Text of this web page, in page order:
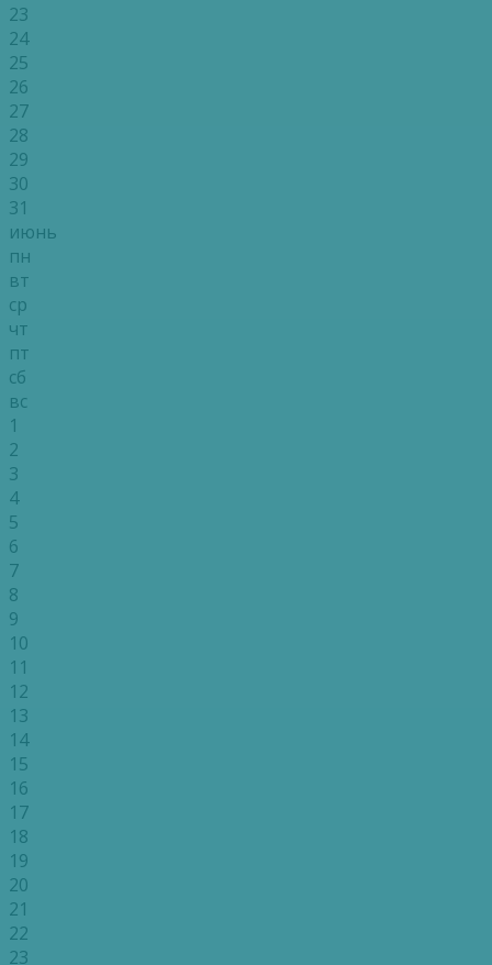
23
24
25
26
27
28
29
30
31
июнь
пн
вт
ср
чт
пт
сб
вс
1
2
3
4
5
6
7
8
9
10
11
12
13
14
15
16
17
18
19
20
21
22
23